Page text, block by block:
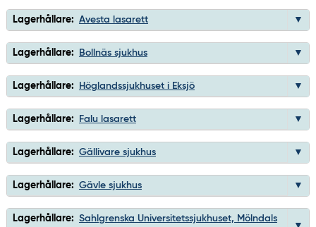
Lagerhållare: Avesta lasarett
Lagerhållare: Bollnäs sjukhus
Lagerhållare: Höglandssjukhuset i Eksjö
Lagerhållare: Falu lasarett
Lagerhållare: Gällivare sjukhus
Lagerhållare: Gävle sjukhus
Lagerhållare: Sahlgrenska Universitetssjukhuset, Mölndals